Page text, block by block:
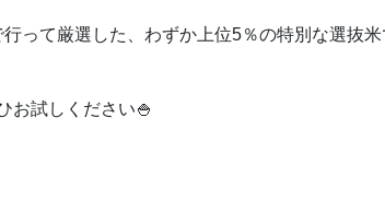
って厳選した、わずか上位5％の特別な選抜米
お試しください🍚